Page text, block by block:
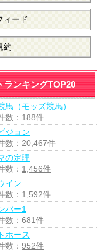
ィード
約
ランキングTOP20
馬（モッズ競馬）
数： 188件
ジョン
数： 20,467件
の定理
数： 1,456件
イン
数： 1,592件
バー1
数： 681件
ホース
数： 952件